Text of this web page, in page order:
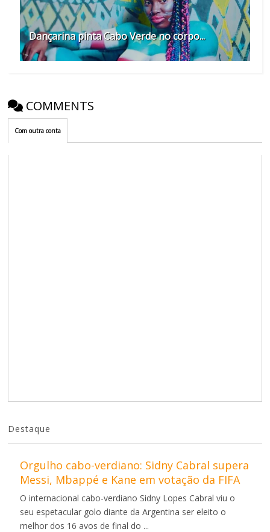
Dançarina pinta Cabo Verde no corpo...
COMMENTS
Com outra conta
Destaque
Orgulho cabo-verdiano: Sidny Cabral supera
Messi, Mbappé e Kane em votação da FIFA
O internacional cabo-verdiano Sidny Lopes Cabral viu o
seu espetacular golo diante da Argentina ser eleito o
melhor dos 16 avos de final do ...